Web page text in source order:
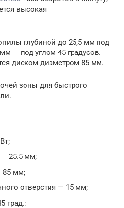
высокая
глубиной до 25,5 мм под
— под углом 45 градусов.
диском диаметром 85 мм.
зоны для быстрого
— 25.5 мм;
85 мм;
отверстия — 15 мм;
град.;